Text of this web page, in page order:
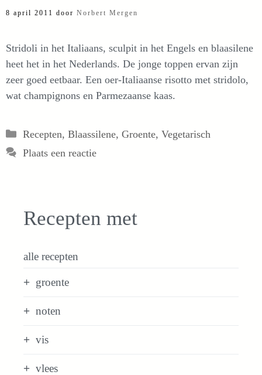
8 april 2011 door Norbert Mergen
Stridoli in het Italiaans, sculpit in het Engels en blaasilene
heet het in het Nederlands. De jonge toppen ervan zijn
zeer goed eetbaar. Een oer-Italiaanse risotto met stridolo,
wat champignons en Parmezaanse kaas.
Categorieën
Recepten, Blaassilene, Groente, Vegetarisch
Plaats een reactie
Recepten met
alle recepten
groente
noten
vis
vlees